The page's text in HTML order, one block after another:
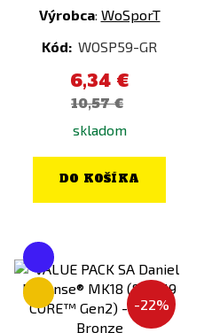
Výrobca: WoSporT
Kód: WOSP59-GR
6,34 €
10,57 €
skladom
DO KOŠÍKA
-22%